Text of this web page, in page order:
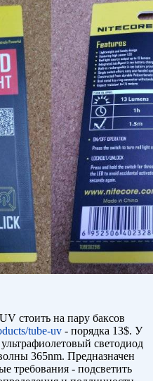
стоить на пару баксов
tube-uv - порядка 13$. У
светодиод
365nm. Предназначен
требования - подсветить